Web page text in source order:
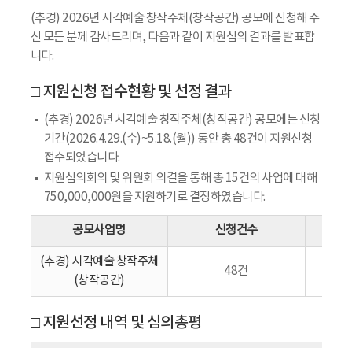
(추경) 2026년 시각예술 창작주체(창작공간) 공모에 신청해 주
신 모든 분께 감사드리며, 다음과 같이 지원심의 결과를 발표합
니다.
□ 지원신청 접수현황 및 선정 결과
(추경) 2026년 시각예술 창작주체(창작공간) 공모에는 신청
기간(2026.4.29.(수)~5.18.(월)) 동안 총 48건이 지원신청
접수되었습니다.
지원심의회의 및 위원회 의결을 통해 총 15건의 사업에 대해
750,000,000원을 지원하기로 결정하였습니다.
공모사업명 신청건수
(추경) 시각예술 창작주체
(창작공간)
48건
□ 지원선정 내역 및 심의총평